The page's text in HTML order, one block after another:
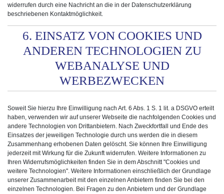
widerrufen durch eine Nachricht an die in der Datenschutzerklärung
beschriebenen Kontaktmöglichkeit.
6. EINSATZ VON COOKIES UND
ANDEREN TECHNOLOGIEN ZU
WEBANALYSE UND
WERBEZWECKEN
Soweit Sie hierzu Ihre Einwilligung nach Art. 6 Abs. 1 S. 1 lit. a DSGVO erteilt
haben, verwenden wir auf unserer Webseite die nachfolgenden Cookies und
andere Technologien von Drittanbietern. Nach Zweckfortfall und Ende des
Einsatzes der jeweiligen Technologie durch uns werden die in diesem
Zusammenhang erhobenen Daten gelöscht. Sie können Ihre Einwilligung
jederzeit mit Wirkung für die Zukunft widerrufen. Weitere Informationen zu
Ihren Widerrufsmöglichkeiten finden Sie in dem Abschnitt "Cookies und
weitere Technologien". Weitere Informationen einschließlich der Grundlage
unserer Zusammenarbeit mit den einzelnen Anbietern finden Sie bei den
einzelnen Technologien. Bei Fragen zu den Anbietern und der Grundlage